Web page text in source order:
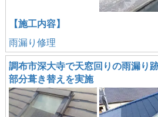
【施工内容】
雨漏り修理
調布市深大寺で天窓回りの雨漏り
部分葺き替えを実施